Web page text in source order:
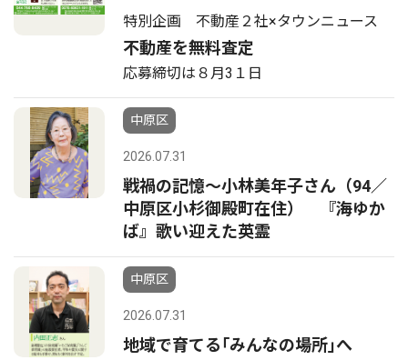
特別企画 不動産２社×タウンニュース
不動産を無料査定
応募締切は８月3１日
中原区
2026.07.31
戦禍の記憶〜小林美年子さん（94／
中原区小杉御殿町在住） 『海ゆか
ば』歌い迎えた英霊
中原区
2026.07.31
地域で育てる｢みんなの場所｣へ